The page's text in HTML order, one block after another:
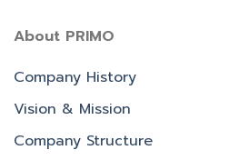
About PRIMO
Company History
Vision & Mission
Company Structure